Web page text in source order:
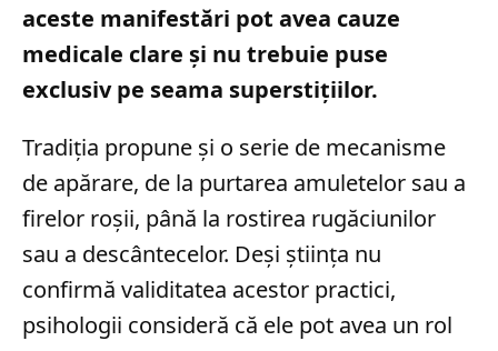
aceste manifestări pot avea cauze
medicale clare și nu trebuie puse
exclusiv pe seama superstițiilor.
Tradiția propune și o serie de mecanisme
de apărare, de la purtarea amuletelor sau a
firelor roșii, până la rostirea rugăciunilor
sau a descântecelor. Deși știința nu
confirmă validitatea acestor practici,
psihologii consideră că ele pot avea un rol